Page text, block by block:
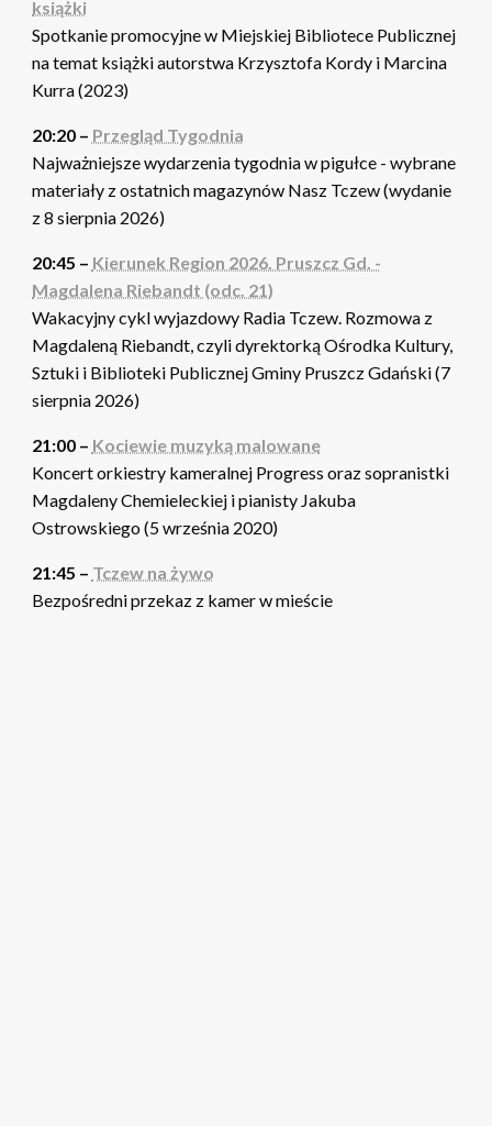
książki
Spotkanie promocyjne w Miejskiej Bibliotece Publicznej
na temat książki autorstwa Krzysztofa Kordy i Marcina
Kurra (2023)
20:20 – Przegląd Tygodnia
Najważniejsze wydarzenia tygodnia w pigułce - wybrane
materiały z ostatnich magazynów Nasz Tczew (wydanie
z 8 sierpnia 2026)
20:45 – Kierunek Region 2026. Pruszcz Gd. -
Magdalena Riebandt (odc. 21)
Wakacyjny cykl wyjazdowy Radia Tczew. Rozmowa z
Magdaleną Riebandt, czyli dyrektorką Ośrodka Kultury,
Sztuki i Biblioteki Publicznej Gminy Pruszcz Gdański (7
sierpnia 2026)
21:00 – Kociewie muzyką malowane
Koncert orkiestry kameralnej Progress oraz sopranistki
Magdaleny Chemieleckiej i pianisty Jakuba
Ostrowskiego (5 września 2020)
21:45 – Tczew na żywo
Bezpośredni przekaz z kamer w mieście